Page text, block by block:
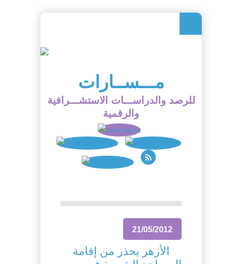
مـــســارات
للرصد والدراســـات الاستشـــرافية
والرقمية
21/05/2012
الأزهر يحذر من إقامة